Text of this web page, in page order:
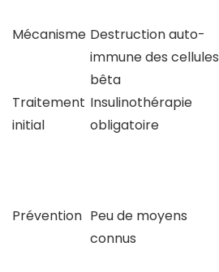
Mécanisme Destruction auto-
immune des cellules
bêta
Traitement
initial
Insulinothérapie
obligatoire
Prévention Peu de moyens
connus